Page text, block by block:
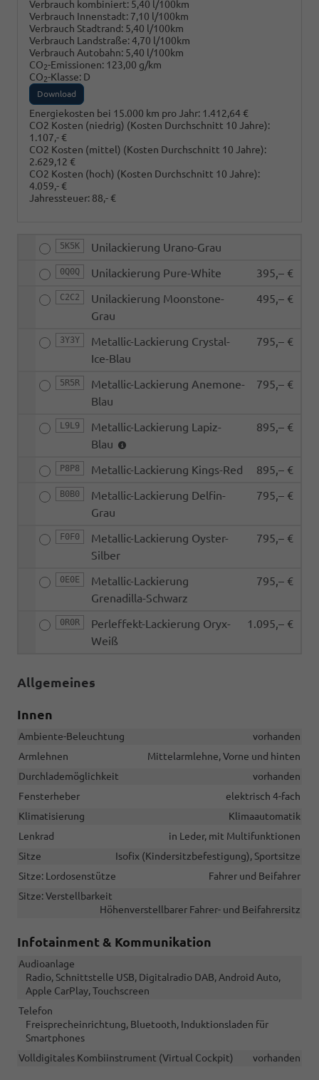
Verbrauch kombiniert: 5,40 l/100km
Verbrauch Innenstadt: 7,10 l/100km
Verbrauch Stadtrand: 5,40 l/100km
Verbrauch Landstraße:4,70 l/100km
Verbrauch Autobahn: 5,40 l/100km
CO2-Emissionen: 123,00 g/km
CO2-Klasse: D
Download
Energiekosten bei 15.000 km pro Jahr: 1.412,64 €
CO2 Kosten (niedrig) (Kosten Durchschnitt 10 Jahre):
1.107,- €
CO2 Kosten (mittel) (Kosten Durchschnitt 10 Jahre):
2.629,12 €
CO2 Kosten (hoch) (Kosten Durchschnitt 10 Jahre):
4.059,- €
Jahressteuer: 88,- €
5K5K Unilackierung Urano-Grau
0Q0Q Unilackierung Pure-White 395,– €
C2C2
Unilackierung Moonstone-
Grau
495,– €
3Y3Y
Metallic-Lackierung Crystal-
Ice-Blau
795,– €
5R5R
Metallic-Lackierung Anemone-
Blau
795,– €
L9L9
Metallic-Lackierung Lapiz-
Blau
895,– €
P8P8 Metallic-Lackierung Kings-Red 895,– €
B0B0
Metallic-Lackierung Delfin-
Grau
795,– €
F0F0
Metallic-Lackierung Oyster-
Silber
795,– €
0E0E
Metallic-Lackierung
Grenadilla-Schwarz
795,– €
0R0R
Perleffekt-Lackierung Oryx-
Weiß
1.095,– €
Allgemeines
Innen
Ambiente-Beleuchtung
vorhanden
Armlehnen
Mittelarmlehne, Vorne und hinten
Durchlademöglichkeit
vorhanden
Fensterheber
elektrisch 4-fach
Klimatisierung
Klimaautomatik
Lenkrad
in Leder, mit Multifunktionen
Sitze
Isofix (Kindersitzbefestigung), Sportsitze
Sitze: Lordosenstütze
Fahrer und Beifahrer
Sitze: Verstellbarkeit
Höhenverstellbarer Fahrer- und Beifahrersitz
Infotainment & Kommunikation
Audioanlage
Radio, Schnittstelle USB, Digitalradio DAB, Android Auto,
Apple CarPlay, Touchscreen
Telefon
Freisprecheinrichtung, Bluetooth, Induktionsladen für
Smartphones
Volldigitales Kombiinstrument (Virtual Cockpit)
vorhanden